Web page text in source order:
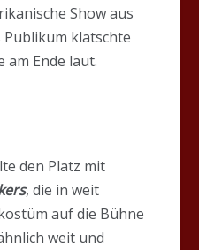
Show aus
Publikum klatschte
Ende laut.
den Platz mit
, die in weit
auf die Bühne
weit und